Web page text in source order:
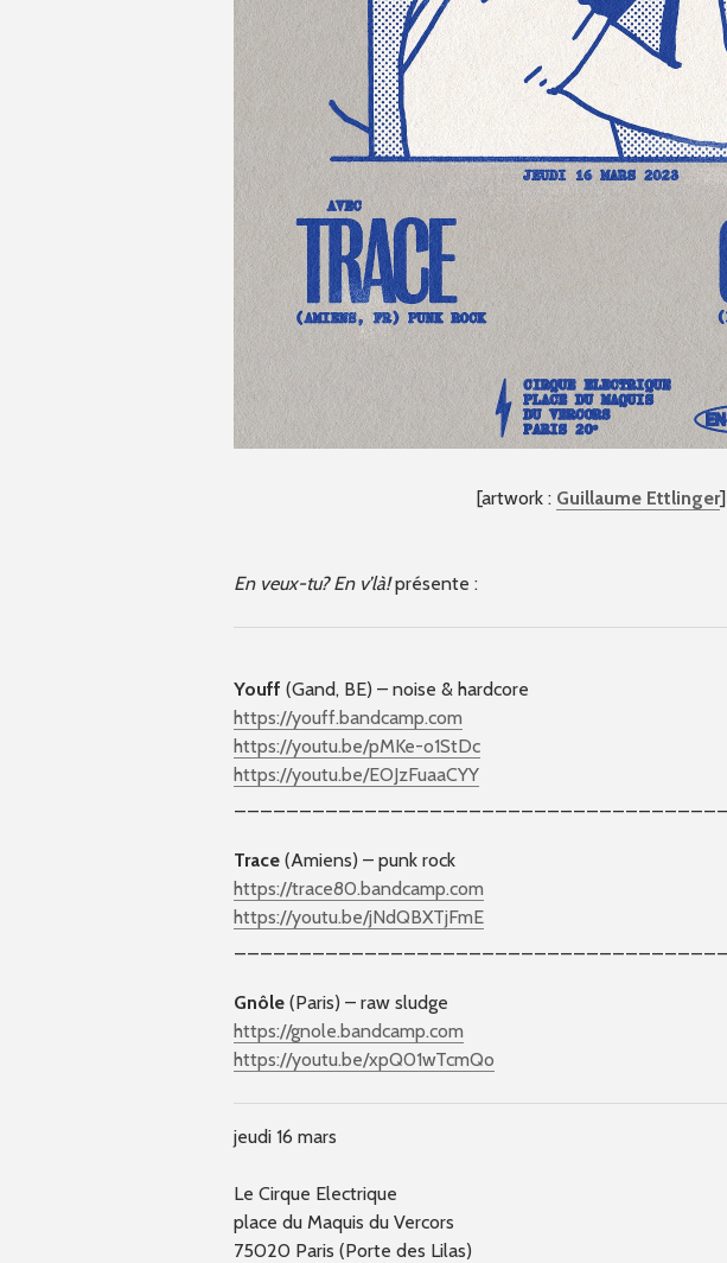
[artwork : Guillaume Ettlinger]
En veux-tu? En v’là!présente :
Youff (Gand, BE) – noise & hardcore
https://youff.bandcamp.com
https://youtu.be/pMKe-o1StDc
https://youtu.be/EOJzFuaaCYY
Trace (Amiens) – punk rock
https://trace80.bandcamp.com
https://youtu.be/jNdQBXTjFmE
Gnôle (Paris) – raw sludge
https://gnole.bandcamp.com
https://youtu.be/xpQ01wTcmQo
jeudi 16 mars
Le Cirque Electrique
place du Maquis du Vercors
75020 Paris (Porte des Lilas)